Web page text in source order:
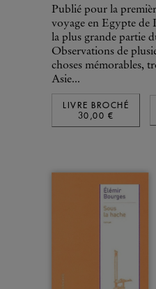
Publié pour la
voyage en Egypte de
la plus grande partie
Observations de
choses mémorables,
Asie...
LIVRE BROCHÉ
30,00 €